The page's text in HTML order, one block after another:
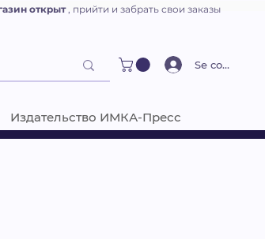
Se connecter
Издательство ИМКА-Пресс
открыт, прийти и забрать свои заказы